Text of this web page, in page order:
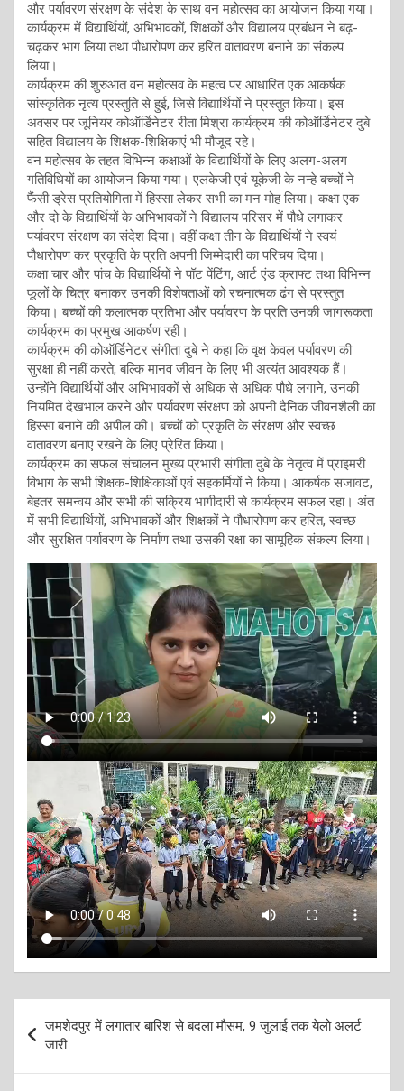
और पर्यावरण संरक्षण के संदेश के साथ वन महोत्सव का आयोजन किया गया।
कार्यक्रम में विद्यार्थियों, अभिभावकों, शिक्षकों और विद्यालय प्रबंधन ने बढ़-
चढ़कर भाग लिया तथा पौधारोपण कर हरित वातावरण बनाने का संकल्प
लिया।
कार्यक्रम की शुरुआत वन महोत्सव के महत्व पर आधारित एक आकर्षक
सांस्कृतिक नृत्य प्रस्तुति से हुई, जिसे विद्यार्थियों ने प्रस्तुत किया। इस
अवसर पर जूनियर कोऑर्डिनेटर रीता मिश्रा कार्यक्रम की कोऑर्डिनेटर दुबे
सहित विद्यालय के शिक्षक-शिक्षिकाएं भी मौजूद रहे।
वन महोत्सव के तहत विभिन्न कक्षाओं के विद्यार्थियों के लिए अलग-अलग
गतिविधियों का आयोजन किया गया। एलकेजी एवं यूकेजी के नन्हे बच्चों ने
फैंसी ड्रेस प्रतियोगिता में हिस्सा लेकर सभी का मन मोह लिया। कक्षा एक
और दो के विद्यार्थियों के अभिभावकों ने विद्यालय परिसर में पौधे लगाकर
पर्यावरण संरक्षण का संदेश दिया। वहीं कक्षा तीन के विद्यार्थियों ने स्वयं
पौधारोपण कर प्रकृति के प्रति अपनी जिम्मेदारी का परिचय दिया।
कक्षा चार और पांच के विद्यार्थियों ने पॉट पेंटिंग, आर्ट एंड क्राफ्ट तथा विभिन्न
फूलों के चित्र बनाकर उनकी विशेषताओं को रचनात्मक ढंग से प्रस्तुत
किया। बच्चों की कलात्मक प्रतिभा और पर्यावरण के प्रति उनकी जागरूकता
कार्यक्रम का प्रमुख आकर्षण रही।
कार्यक्रम की कोऑर्डिनेटर संगीता दुबे ने कहा कि वृक्ष केवल पर्यावरण की
सुरक्षा ही नहीं करते, बल्कि मानव जीवन के लिए भी अत्यंत आवश्यक हैं।
उन्होंने विद्यार्थियों और अभिभावकों से अधिक से अधिक पौधे लगाने, उनकी
नियमित देखभाल करने और पर्यावरण संरक्षण को अपनी दैनिक जीवनशैली का
हिस्सा बनाने की अपील की। बच्चों को प्रकृति के संरक्षण और स्वच्छ
वातावरण बनाए रखने के लिए प्रेरित किया।
कार्यक्रम का सफल संचालन मुख्य प्रभारी संगीता दुबे के नेतृत्व में प्राइमरी
विभाग के सभी शिक्षक-शिक्षिकाओं एवं सहकर्मियों ने किया। आकर्षक सजावट,
बेहतर समन्वय और सभी की सक्रिय भागीदारी से कार्यक्रम सफल रहा। अंत
में सभी विद्यार्थियों, अभिभावकों और शिक्षकों ने पौधारोपण कर हरित, स्वच्छ
और सुरक्षित पर्यावरण के निर्माण तथा उसकी रक्षा का सामूहिक संकल्प लिया।
navigation
जमशेदपुर में लगातार बारिश से बदला मौसम, 9 जुलाई तक येलो अलर्ट
जारी